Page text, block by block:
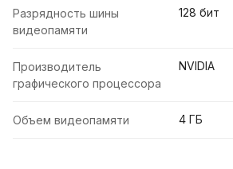
Разрядность шины
видеопамяти
128 бит
Производитель
графического процессора
NVIDIA
Объем видеопамяти 4 ГБ